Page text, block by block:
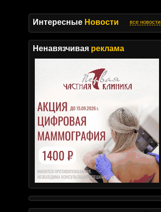
Интересные Новости все новости
Ненавязчивая реклама